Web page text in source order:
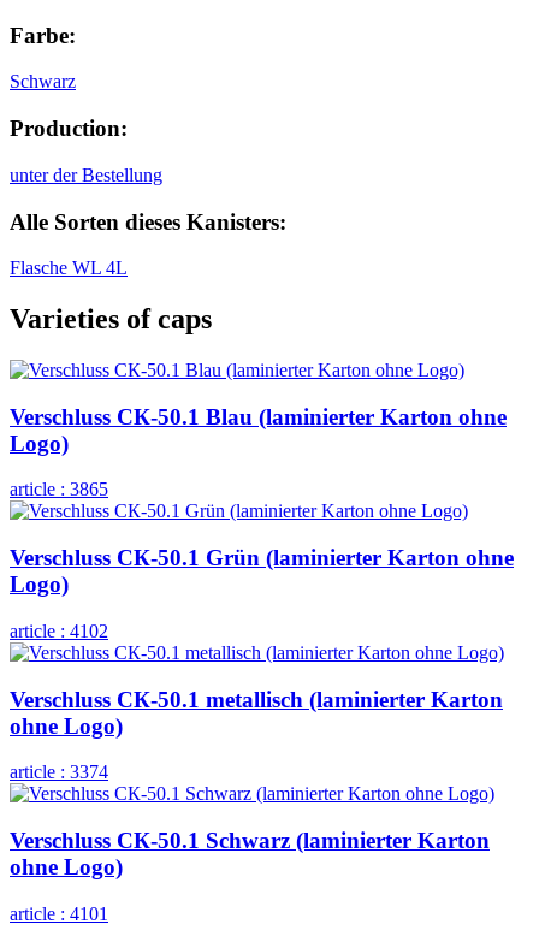
Farbe:
Schwarz
Production:
unter der Bestellung
Alle Sorten dieses Kanisters:
Flasche WL 4L
Varieties of caps
Verschluss СК-50.1 Blau (laminierter Karton ohne
Logo)
article : 3865
Verschluss СК-50.1 Grün (laminierter Karton ohne
Logo)
article : 4102
Verschluss СК-50.1 metallisch (laminierter Karton
ohne Logo)
article : 3374
Verschluss СК-50.1 Schwarz (laminierter Karton
ohne Logo)
article : 4101